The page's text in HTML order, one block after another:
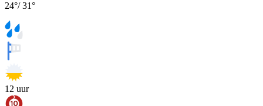
24°/31°
12 uur